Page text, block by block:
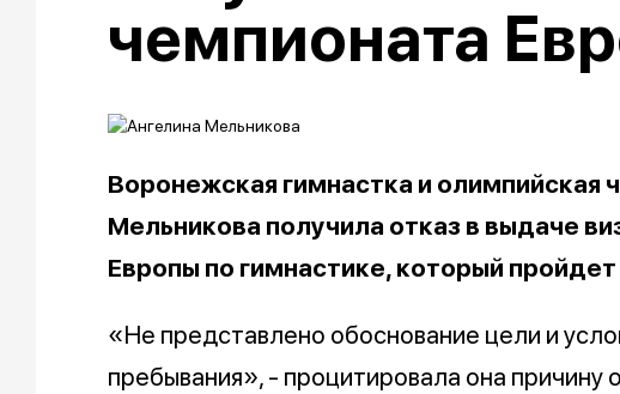
чемпионата
Воронежская гимнастка и олимпийская
Мельникова получила отказ в выдаче
Европы по гимнастике, который
«Не представлено обоснование цели и
пребывания», - процитировала она причину